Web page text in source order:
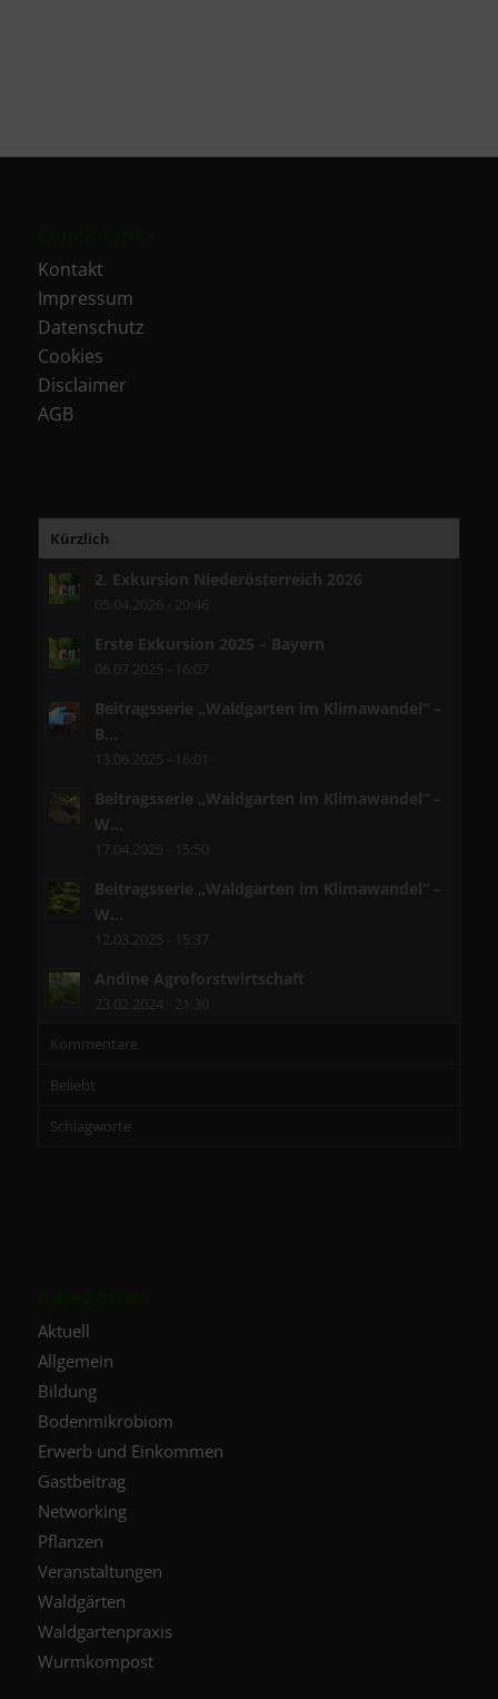
Kontakt
Impressum
Datenschutz
Cookies
Disclaimer
AGB
Kürzlich
2. Exkursion Niederösterreich 2026
05.04.2026 - 20:46
Erste Exkursion 2025 – Bayern
06.07.2025 - 16:07
Beitragsserie „Waldgarten im Klimawandel“ –
B...
13.06.2025 - 16:01
Beitragsserie „Waldgarten im Klimawandel“ –
W...
17.04.2025 - 15:50
Beitragsserie „Waldgarten im Klimawandel“ –
W...
12.03.2025 - 15:37
Andine Agroforstwirtschaft
23.02.2024 - 21:30
Kommentare
Beliebt
Schlagworte
Aktuell
Allgemein
Bildung
Bodenmikrobiom
Erwerb und Einkommen
Gastbeitrag
Networking
Pflanzen
Veranstaltungen
Waldgärten
Waldgartenpraxis
Wurmkompost